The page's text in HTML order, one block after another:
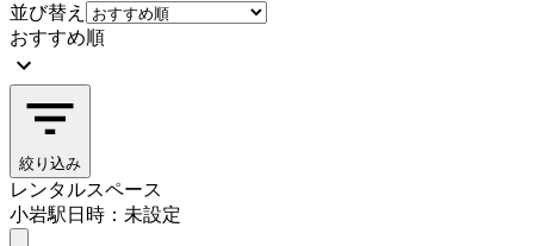
並び替え
おすすめ順
絞り込み
レンタルスペース
小岩駅日時：未設定